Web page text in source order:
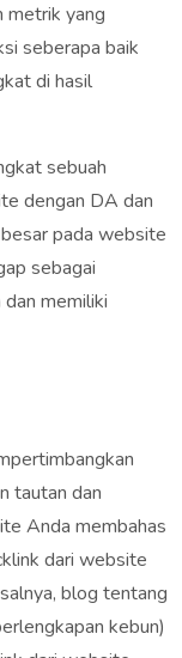
metrik yang
seberapa baik
di hasil
sebuah
dengan DA dan
pada website
sebagai
memiliki
tautan dan
Anda membahas
dari website
blog tentang
kebun)